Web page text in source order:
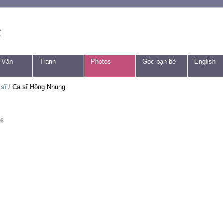
Tranh Photos Góc bạn bè English
sĩ / Ca sĩ Hồng Nhung